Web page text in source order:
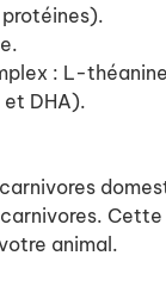
: L-
DHA).
animal.